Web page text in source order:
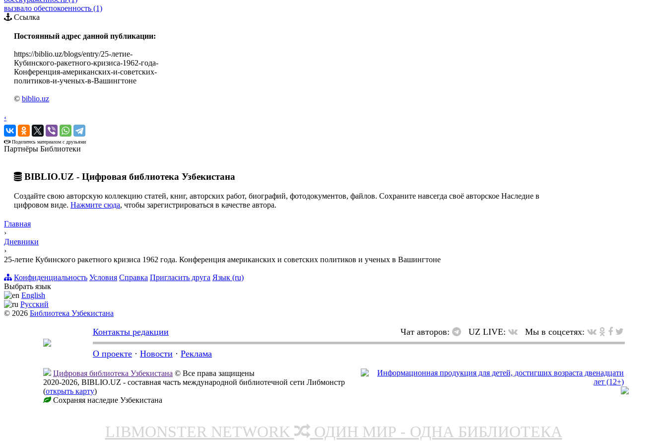
вызвало обеспокоенность (1)
Ссылка
Постоянный адрес данной публикации:
https://biblio.uz/blogs/entry/25-летие-
Кубинского-ракетного-кризиса-1962-года-
Конференция-американских-и-советских-
политиков-и-ученых-в-Вашингтоне
© biblio.uz
‹
›
Поделитесь материалом с друзьями
Партнёры Библиотеки
BIBLIO.UZ - Цифровая библиотека Узбекистана
Создайте свою авторскую коллекцию статей, книг, авторских работ, биографий, фотодокументов, файлов. Сохраните навсегда своё авторское Наследие в
цифровом виде. Нажмите сюда, чтобы зарегистрироваться в качестве автора.
Главная
›
Дневники
›
25-летие Кубинского ракетного кризиса 1962 года. Конференция американских и советских политиков и ученых в Вашингтоне
Конфиденциальность Условия Справка Пригласить друга Язык (ru)
Выбрать язык
English
Русский
© 2026 Библиотека Узбекистана
Контакты редакции Чат авторов: UZ LIVE: Мы в соцсетях:
О проекте · Новости · Реклама
Цифровая библиотека Узбекистана © Все права защищены
2020-2026, BIBLIO.UZ - составная часть международной библиотечной сети Либмонстр
(открыть карту)
Сохраняя наследие Узбекистана
LIBMONSTER NETWORK ОДИН МИР - ОДНА БИБЛИОТЕКА